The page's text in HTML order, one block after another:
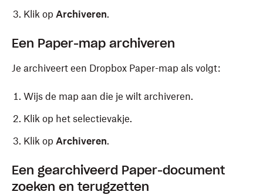
Klik op Archiveren.
Een Paper-map archiveren
Je archiveert een Dropbox Paper-map als volgt:
Wijs de map aan die je wilt archiveren.
Klik op het selectievakje.
Klik op Archiveren.
Een gearchiveerd Paper-document
zoeken en terugzetten